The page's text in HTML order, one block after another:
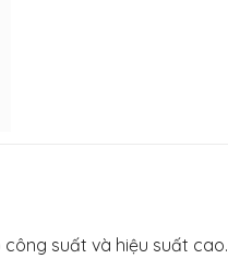
suất và hiệu suất cao.